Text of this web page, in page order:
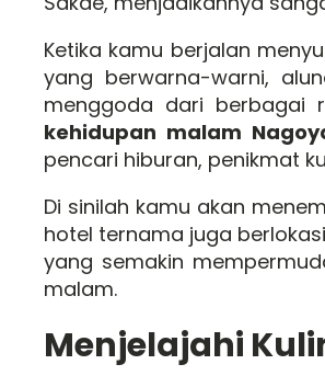
Ketika kamu berjalan
yang berwarna-warni,
menggoda dari berbagai
kehidupan malam
pencari hiburan, penikmat
Di sinilah kamu akan
hotel ternama juga
yang semakin
malam.
Menjelajahi